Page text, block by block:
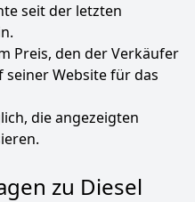
seit der letzten
Preis, den der Verkäufer
Website für das
die angezeigten
zu Diesel